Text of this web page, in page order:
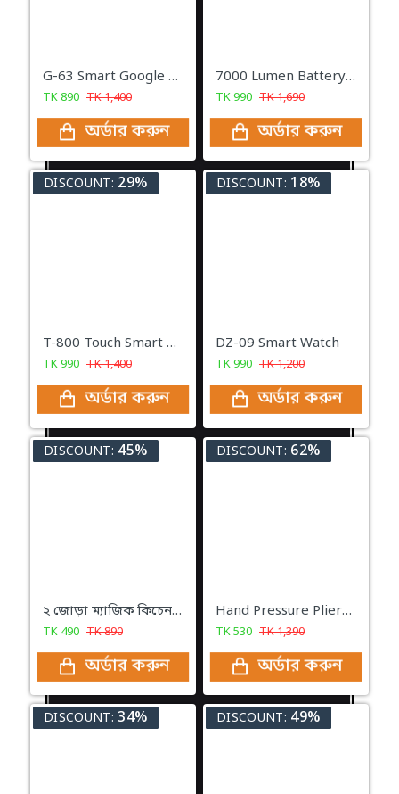
G-63 Smart Google Light
TK890 TK1,400
অর্ডার করুন
7000 Lumen Battery Indicator 30w LED 1200m Long Range Strong Light LED Rechargeable Magnetic Torch Zoomable Flashlight
TK990 TK1,690
অর্ডার করুন
DISCOUNT: 29%
T-800 Touch Smart Watch
TK990 TK1,400
অর্ডার করুন
DISCOUNT: 18%
DZ-09 Smart Watch
TK990 TK1,200
অর্ডার করুন
DISCOUNT: 45%
২ জোড়া ম্যাজিক কিচেন গ্লোভস | Magic Kitchen Hand Gloves
TK 490 TK890
অর্ডার করুন
DISCOUNT: 62%
Hand Pressure Pliers For Prong Snap Button (FREE 100 BUTTON)
TK530 TK1,390
অর্ডার করুন
DISCOUNT: 34% DISCOUNT: 49%